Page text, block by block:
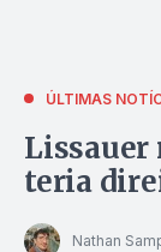
ÚLTIMAS
Lissauer
teria
Nathan